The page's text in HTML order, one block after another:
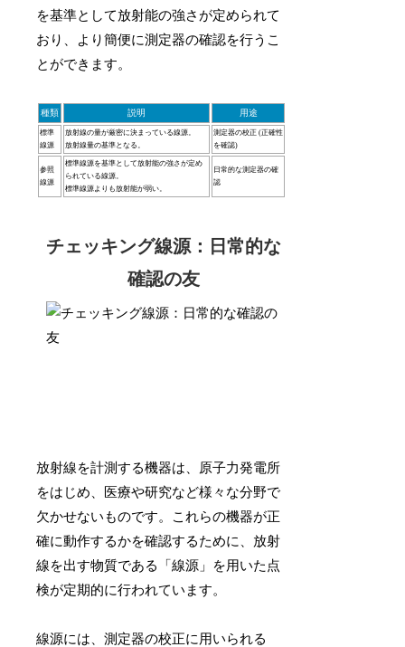
を基準として放射能の強さが定められて
おり、より簡便に測定器の確認を行うこ
とができます。
種類 説明 用途
標準
線源
放射線の量が厳密に決まっている線源。
放射線量の基準となる。
測定器の校正 (正確性
を確認)
参照
線源
標準線源を基準として放射能の強さが定め
られている線源。
標準線源よりも放射能が弱い。
日常的な測定器の確
認
チェッキング線源：日常的な
確認の友
放射線を計測する機器は、原子力発電所
をはじめ、医療や研究など様々な分野で
欠かせないものです。これらの機器が正
確に動作するかを確認するために、放射
線を出す物質である「線源」を用いた点
検が定期的に行われています。
線源には、測定器の校正に用いられる